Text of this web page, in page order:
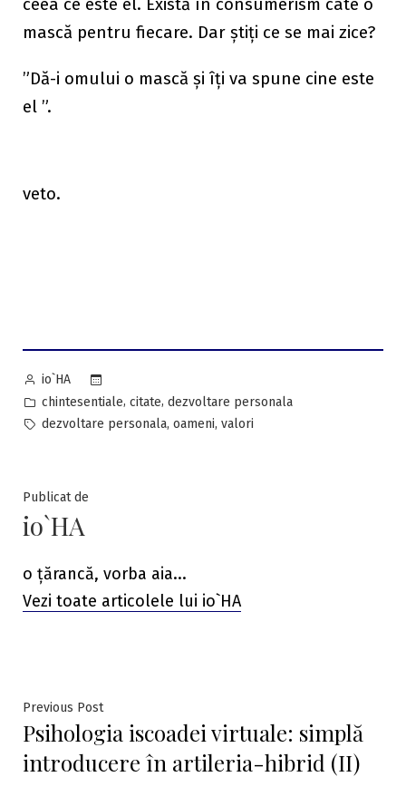
ceea ce este el. Există în consumerism câte o
mască pentru fiecare. Dar știți ce se mai zice?
”Dă-i omului o mască și îți va spune cine este
el ”.
veto.
Posted
by
io`HA
Posted
in
chintesentiale, citate, dezvoltare personala
Tags:
dezvoltare personala, oameni, valori
Publicat de
io`HA
o țărancă, vorba aia...
Vezi toate articolele lui io`HA
Navigare
în
Previous PostPrevious
post:
Psihologia iscoadei virtuale: simplă
introducere în artileria-hibrid (II)